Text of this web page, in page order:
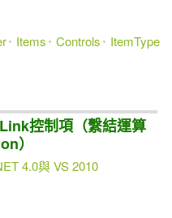
Items Controls ItemType
控制項（繫結運算
）
4.0與 VS 2010